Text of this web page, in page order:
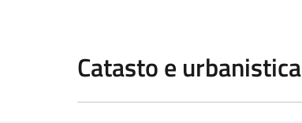
Catasto e urbanistica